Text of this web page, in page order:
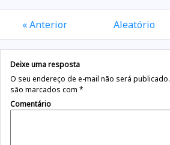
« Anterior Aleatório
Deixe uma resposta
O seu endereço de e-mail não será publicado.
são marcados com *
Comentário